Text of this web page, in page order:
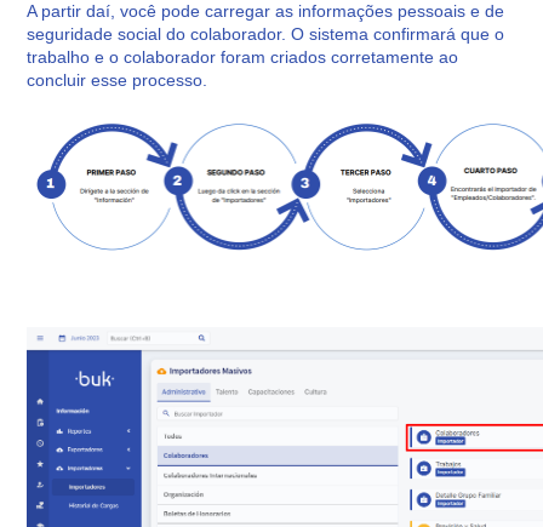
A partir daí, você pode carregar as informações pessoais e de
seguridade social do colaborador. O sistema confirmará que o
trabalho e o colaborador foram criados corretamente ao
concluir esse processo.